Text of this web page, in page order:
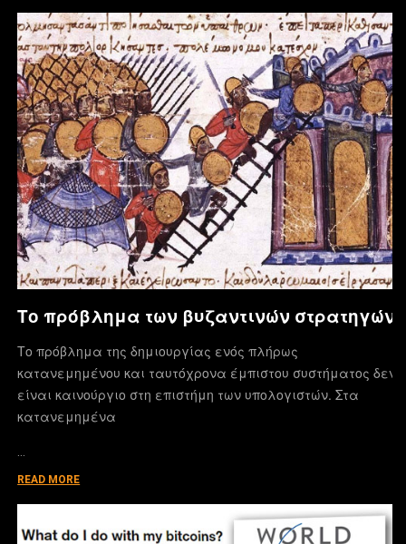
Το πρόβλημα των βυζαντινών στρατηγών
Το πρόβλημα της δημιουργίας ενός πλήρως
κατανεμημένου και ταυτόχρονα έμπιστου συστήματος δεν
είναι καινούργιο στη επιστήμη των υπολογιστών. Στα
κατανεμημένα
READ MORE